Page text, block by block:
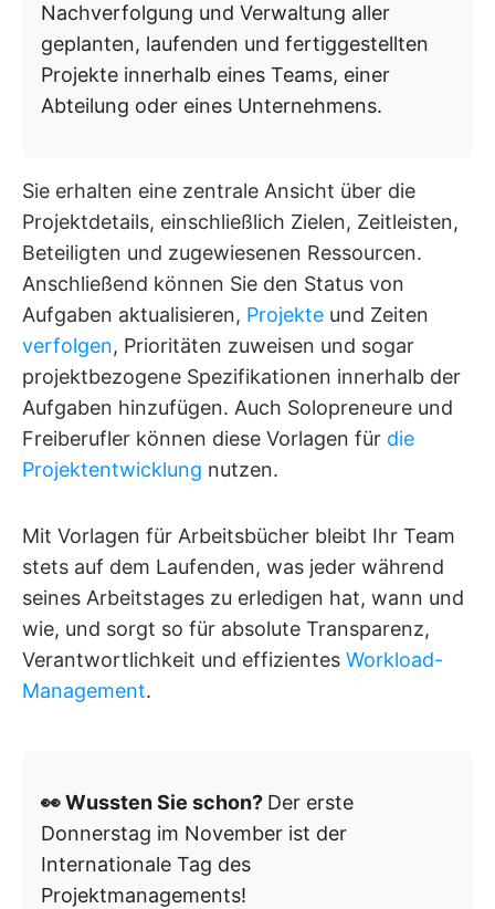
Nachverfolgung und Verwaltung aller
geplanten, laufenden und fertiggestellten
Projekte innerhalb eines Teams, einer
Abteilung oder eines Unternehmens.
Sie erhalten eine zentrale Ansicht über die
Projektdetails, einschließlich Zielen, Zeitleisten,
Beteiligten und zugewiesenen Ressourcen.
Anschließend können Sie den Status von
Aufgaben aktualisieren, Projekte und Zeiten
verfolgen, Prioritäten zuweisen und sogar
projektbezogene Spezifikationen innerhalb der
Aufgaben hinzufügen. Auch Solopreneure und
Freiberufler können diese Vorlagen für die
Projektentwicklung nutzen.
Mit Vorlagen für Arbeitsbücher bleibt Ihr Team
stets auf dem Laufenden, was jeder während
seines Arbeitstages zu erledigen hat, wann und
wie, und sorgt so für absolute Transparenz,
Verantwortlichkeit und effizientes Workload-
Management.
👀 Wussten Sie schon? Der erste
Donnerstag im November ist der
Internationale Tag des
Projektmanagements!